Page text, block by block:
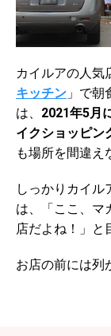
カイルアの人気
キッチン 」で
は、 2021年5月
イクショッピン
も場所を間違え
しっかりカイル
は、「ここ、マ
店だよね！」と
お店の前には列